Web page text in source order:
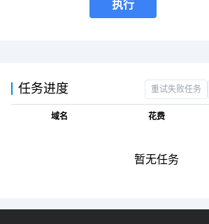
执行
任务进度 重试失败任务
域名 花费
暂无任务